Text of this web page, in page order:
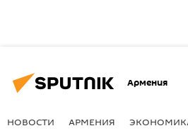
Армения
НОВОСТИ АРМЕНИЯ